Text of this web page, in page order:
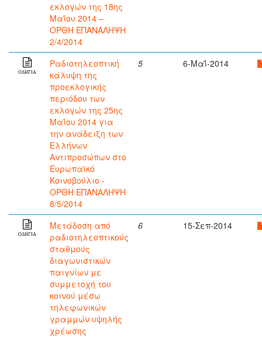
εκλογών της 18ης
Μαΐου 2014 –
ΟΡΘΗ ΕΠΑΝΑΛΗΨΗ
2/4/2014
ΟΔΗΓΙΑ
Ραδιοτηλεοπτική
κάλυψη της
προεκλογικής
περιόδου των
εκλογών της 25ης
Μαΐου 2014 για
την ανάδειξη των
Ελλήνων
Αντιπροσώπων στο
Ευρωπαϊκό
Κοινοβούλιο -
ΟΡΘΗ ΕΠΑΝΑΛΗΨΗ
8/5/2014
5 6-Μαΐ-2014
ΟΔΗΓΙΑ
Μετάδοση από
ραδιοτηλεοπτικούς
σταθμούς
διαγωνιστικών
παιγνίων με
συμμετοχή του
κοινού μέσω
τηλεφωνικών
γραμμών υψηλής
χρέωσης
6 15-Σεπ-2014